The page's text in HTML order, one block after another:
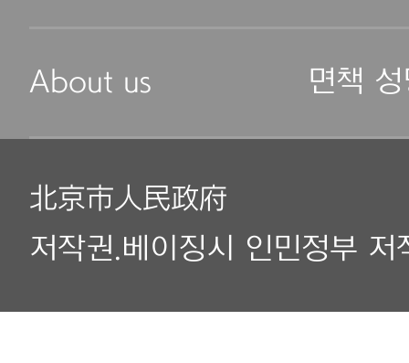
About us 면책
北京市人民政府
저작권.베이징시 인민정부